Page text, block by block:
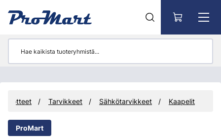
Tuotteet Tarvikkeet Sähkötarvikkeet Kaapelit
ProMart